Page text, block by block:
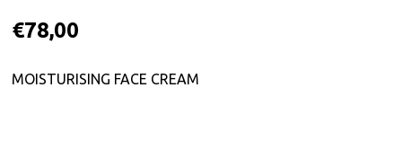
€78,00
MOISTURISING FACE CREAM